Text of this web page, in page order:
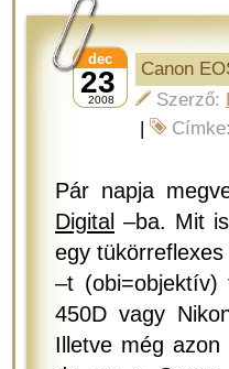
23
dec
2008
Canon
Szerző:
|
Pár napja
Digital –ba. Mit
egy
–t (obi=objektív)
450D vagy
Illetve még